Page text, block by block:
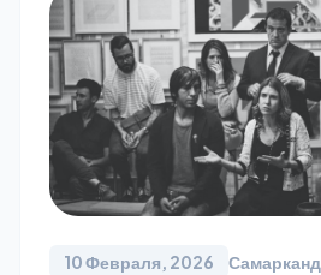
10 Февраля, 2026 Самарканд